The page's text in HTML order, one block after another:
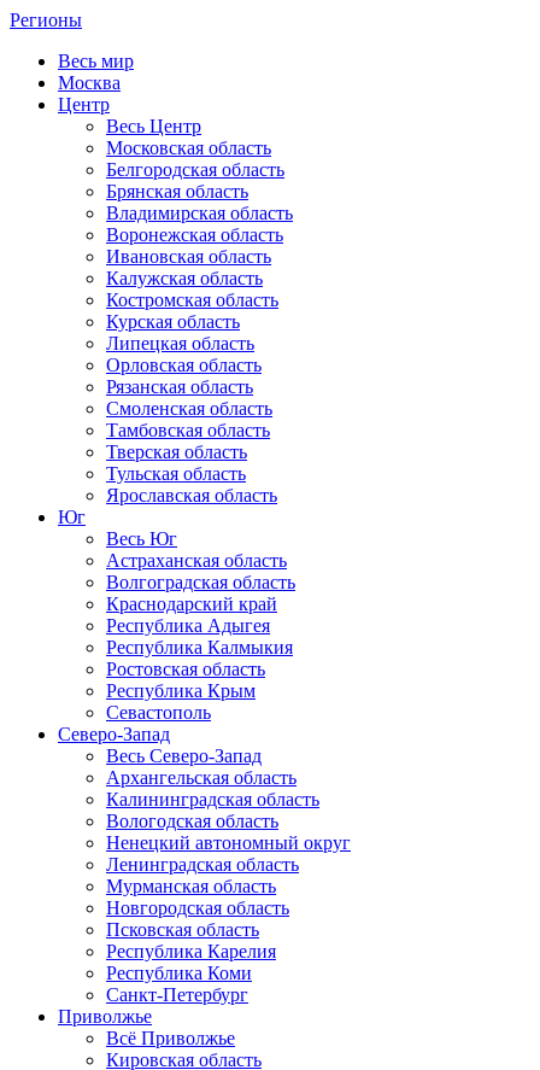
Регионы
Весь мир
Москва
Центр
Весь Центр
Московская область
Белгородская область
Брянская область
Владимирская область
Воронежская область
Ивановская область
Калужская область
Костромская область
Курская область
Липецкая область
Орловская область
Рязанская область
Смоленская область
Тамбовская область
Тверская область
Тульская область
Ярославская область
Юг
Весь Юг
Астраханская область
Волгоградская область
Краснодарский край
Республика Адыгея
Республика Калмыкия
Ростовская область
Республика Крым
Севастополь
Северо-Запад
Весь Северо-Запад
Архангельская область
Калининградская область
Вологодская область
Ненецкий автономный округ
Ленинградская область
Мурманская область
Новгородская область
Псковская область
Республика Карелия
Республика Коми
Санкт-Петербург
Приволжье
Всё Приволжье
Кировская область